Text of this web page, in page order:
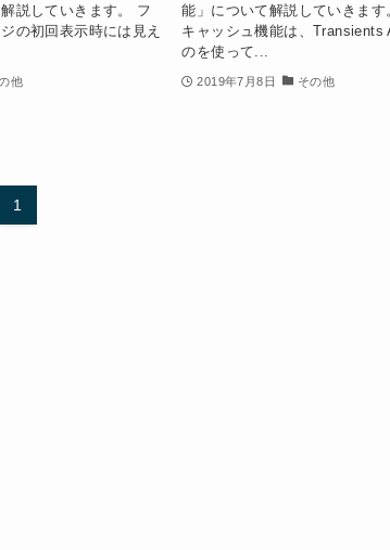
説していきます。 フ
の初回表示時には見え
他
能」について解説していきま
キャッシュ機能は、Transients
のを使って...
2019年7月8日 その他
1